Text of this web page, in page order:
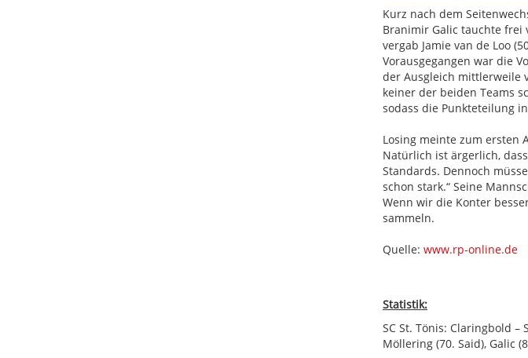
Kurz nach dem
Branimir Galic tauchte frei
vergab Jamie van de Loo
Vorausgegangen war die
der Ausgleich mittlerweile
keiner der beiden Teams
sodass die Punkteteilung
Losing meinte zum ersten
Natürlich ist ärgerlich,
Standards. Dennoch
schon stark.“ Seine
Wenn wir die Konter
sammeln.
Quelle: www.rp-online.de
Statistik:
SC St. Tönis: Claringbold –
Möllering (70. Said), Galic